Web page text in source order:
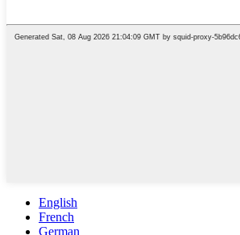
English
French
German